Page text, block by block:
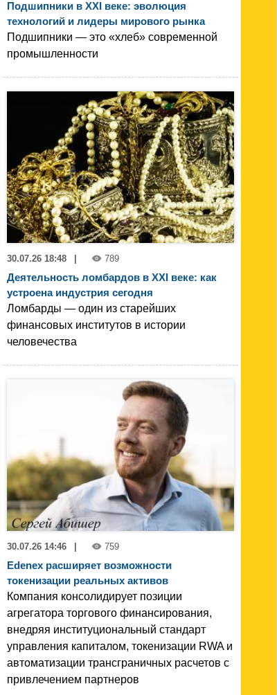
Подшипники в XXI веке: эволюция
технологий и лидеры мирового рынка
Подшипники — это «хлеб» современной
промышленности
30.07.26 18:48 789
Деятельность ломбардов в XXI веке: как
устроена индустрия сегодня
Ломбарды — один из старейших
финансовых институтов в истории
человечества
30.07.26 14:46 | 759
Edenex расширяет возможности
токенизации реальных активов
Компания консолидирует позиции
агрегатора торгового финансирования,
внедряя институциональный стандарт
управления капиталом, токенизации RWA и
автоматизации трансграничных расчетов с
привлечением партнеров